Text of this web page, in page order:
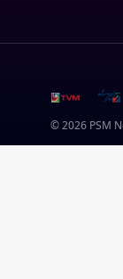
© 2026 PSM